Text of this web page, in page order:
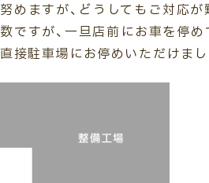
努めますが、どうしてもご対応
数ですが、一旦店前にお車を停め
直接駐車場にお停めいただけまし